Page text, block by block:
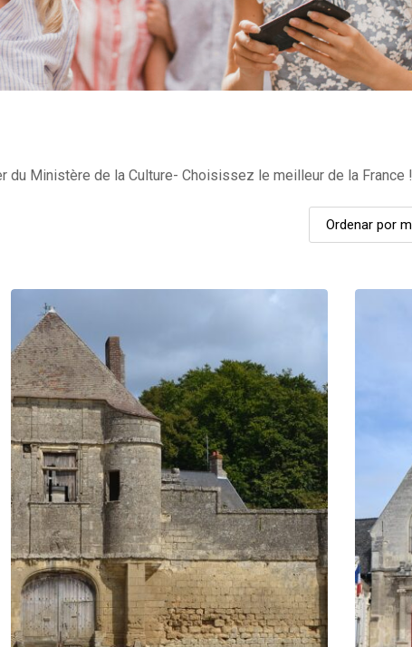
Ministère de la Culture- Choisissez le meilleur de la France !